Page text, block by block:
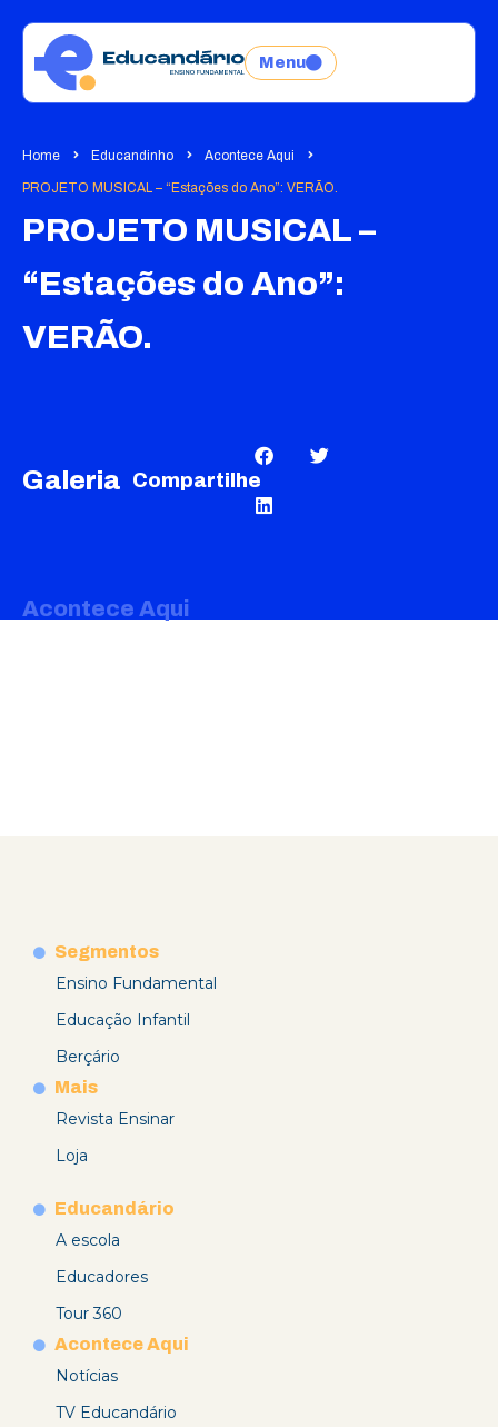
Menu
Home Educandinho Acontece Aqui
PROJETO MUSICAL – “Estações do Ano”: VERÃO.
PROJETO MUSICAL –
“Estações do Ano”:
VERÃO.
Galeria Compartilhe
Acontece Aqui
Segmentos
Ensino Fundamental
Educação Infantil
Berçário
Mais
Revista Ensinar
Loja
Educandário
A escola
Educadores
Tour 360
Acontece Aqui
Notícias
TV Educandário